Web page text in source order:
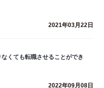
2021年03月22日
くても転職させることができ
2022年09月08日